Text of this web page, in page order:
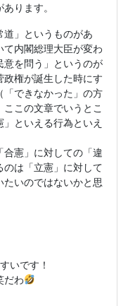
ります。
道」というものがあ
て内閣総理大臣が変わ
意を問う」というのが
権が誕生した時にす
「できなかった」の方
この文章でいうとこ
といえる行為といえ
合憲」に対しての「違
は「立憲」に対して
いのではないかと思
いです！
だわ